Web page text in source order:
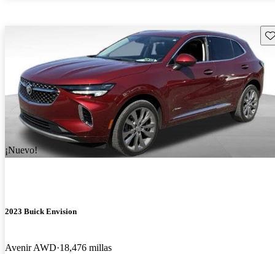
¡Nuevo!
2023 Buick Envision
Avenir AWD 18,476 millas